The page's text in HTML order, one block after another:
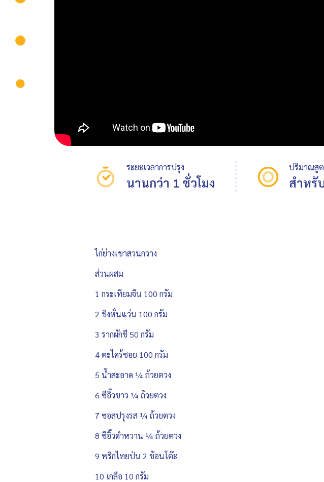
ระยะเวลาการปรุง
นานกว่า 1 ชั่วโมง
ปริมาณสู
สำหรั
ไก่ย่างเขาสวนกวาง
ส่วนผสม
1 กระเทียมจีน 100 กรัม
2 ขิงหั่นแว่น 100 กรัม
3 รากผักชี 50 กรัม
4 ตะไคร้ซอย 100 กรัม
5 น้ำสะอาด ¼ ถ้วยตวง
6 ซีอิ๊วขาว ¼ ถ้วยตวง
7 ซอสปรุงรส ¼ ถ้วยตวง
8 ซีอิ๊วดำหวาน ¼ ถ้วยตวง
9 พริกไทยป่น 2 ช้อนโต๊ะ
10 เกลือ 10 กรัม